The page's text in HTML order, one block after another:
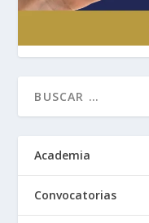
Academia
Convocatorias